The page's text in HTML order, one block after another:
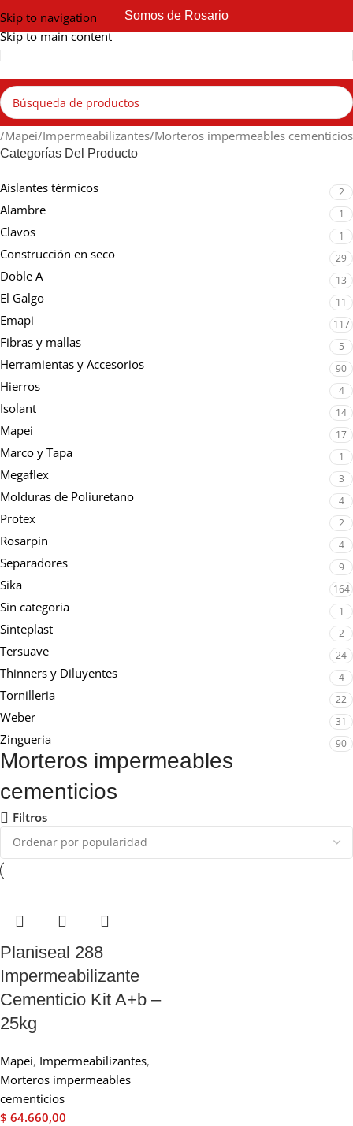
Skip to navigation
Skip to main content
Somos de Rosario
Mapei Impermeabilizantes Morteros impermeables cementicios
Categorías Del Producto
Aislantes térmicos 2
Alambre 1
Clavos 1
Construcción en seco 29
Doble A 13
El Galgo 11
Emapi 117
Fibras y mallas 5
Herramientas y Accesorios 90
Hierros 4
Isolant 14
Mapei 17
Marco y Tapa 1
Megaflex 3
Molduras de Poliuretano 4
Protex 2
Rosarpin 4
Separadores 9
Sika 164
Sin categoria 1
Sinteplast 2
Tersuave 24
Thinners y Diluyentes 4
Tornilleria 22
Weber 31
Zingueria 90
Morteros impermeables
cementicios
Filtros
Planiseal 288
Impermeabilizante
Cementicio Kit A+b –
25kg
Mapei, Impermeabilizantes,
Morteros impermeables
cementicios
$ 64.660,00